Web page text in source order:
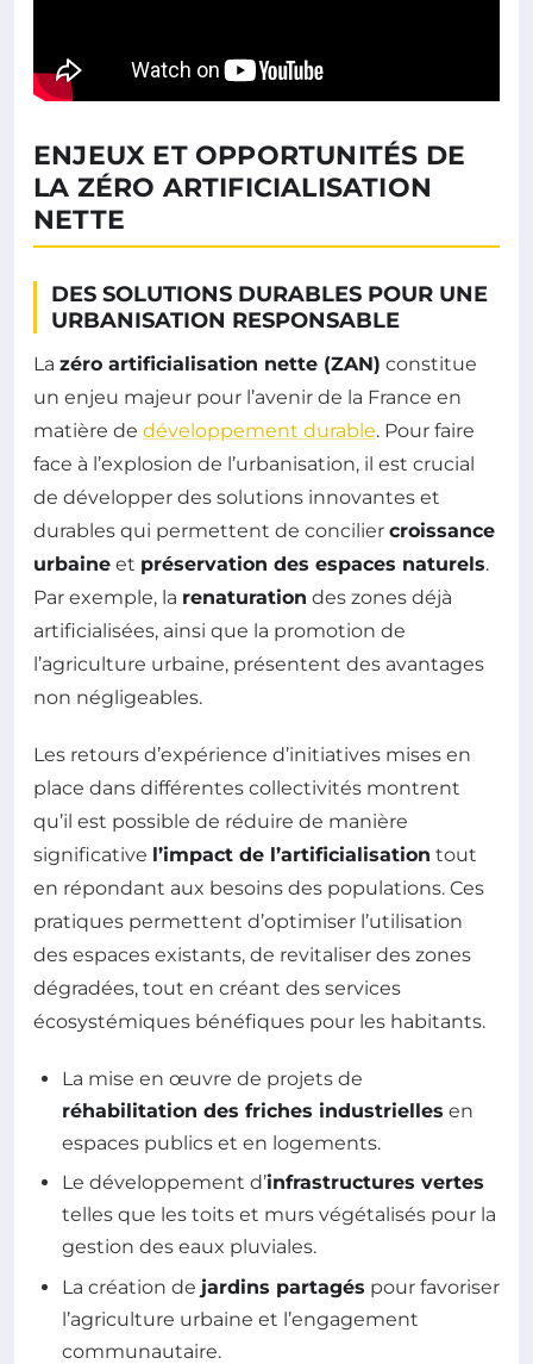
ENJEUX ET OPPORTUNITÉS DE
LA ZÉRO ARTIFICIALISATION
NETTE
DES SOLUTIONS DURABLES POUR UNE
URBANISATION RESPONSABLE
La zéro artificialisation nette (ZAN) constitue
un enjeu majeur pour l’avenir de la France en
matière de développement durable. Pour faire
face à l’explosion de l’urbanisation, il est crucial
de développer des solutions innovantes et
durables qui permettent de concilier croissance
urbaine et préservation des espaces naturels.
Par exemple, la renaturation des zones déjà
artificialisées, ainsi que la promotion de
l’agriculture urbaine, présentent des avantages
non négligeables.
Les retours d’expérience d’initiatives mises en
place dans différentes collectivités montrent
qu’il est possible de réduire de manière
significative l’impact de l’artificialisation tout
en répondant aux besoins des populations. Ces
pratiques permettent d’optimiser l’utilisation
des espaces existants, de revitaliser des zones
dégradées, tout en créant des services
écosystémiques bénéfiques pour les habitants.
La mise en œuvre de projets de
réhabilitation des friches industrielles en
espaces publics et en logements.
Le développement d’infrastructures vertes
telles que les toits et murs végétalisés pour la
gestion des eaux pluviales.
La création de jardins partagés pour favoriser
l’agriculture urbaine et l’engagement
communautaire.